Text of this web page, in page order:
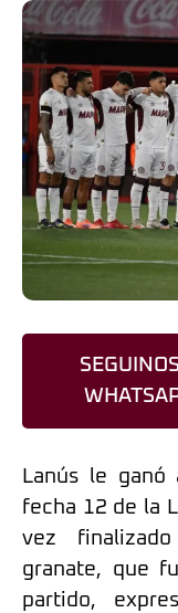
Lanús le
fecha 12 de la
vez
granate, que
partido,